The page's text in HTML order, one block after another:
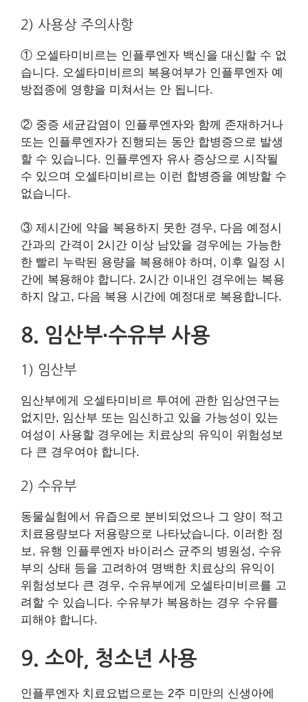
2) 사용상 주의사항
① 오셀타미비르는 인플루엔자 백신을 대신할 수 없
습니다. 오셀타미비르의 복용여부가 인플루엔자 예
방접종에 영향을 미쳐서는 안 됩니다.
② 중증 세균감염이 인플루엔자와 함께 존재하거나
또는 인플루엔자가 진행되는 동안 합병증으로 발생
할 수 있습니다. 인플루엔자 유사 증상으로 시작될
수 있으며 오셀타미비르는 이런 합병증을 예방할 수
없습니다.
③ 제시간에 약을 복용하지 못한 경우, 다음 예정시
간과의 간격이 2시간 이상 남았을 경우에는 가능한
한 빨리 누락된 용량을 복용해야 하며, 이후 일정 시
간에 복용해야 합니다. 2시간 이내인 경우에는 복용
하지 않고, 다음 복용 시간에 예정대로 복용합니다.
8. 임산부∙수유부 사용
1) 임산부
임산부에게 오셀타미비르 투여에 관한 임상연구는
없지만, 임산부 또는 임신하고 있을 가능성이 있는
여성이 사용할 경우에는 치료상의 유익이 위험성보
다 큰 경우여야 합니다.
2) 수유부
동물실험에서 유즙으로 분비되었으나 그 양이 적고
치료용량보다 저용량으로 나타났습니다. 이러한 정
보, 유행 인플루엔자 바이러스 균주의 병원성, 수유
부의 상태 등을 고려하여 명백한 치료상의 유익이
위험성보다 큰 경우, 수유부에게 오셀타미비르를 고
려할 수 있습니다. 수유부가 복용하는 경우 수유를
피해야 합니다.
9. 소아, 청소년 사용
인플루엔자 치료요법으로는 2주 미만의 신생아에